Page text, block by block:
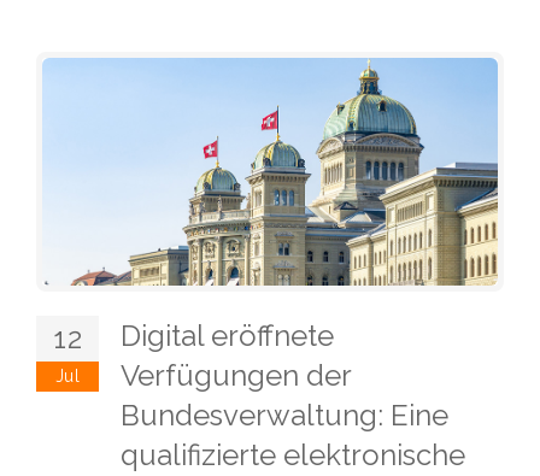
12
Jul
Digital eröffnete
Verfügungen der
Bundesverwaltung: Eine
qualifizierte elektronische